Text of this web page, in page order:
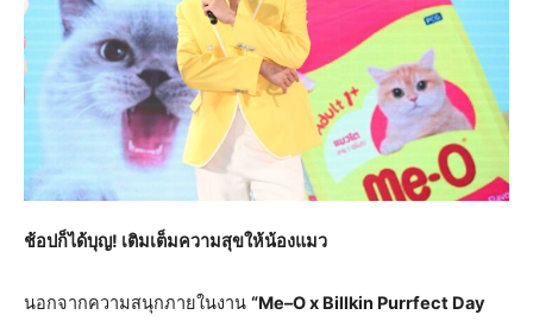
ช้อปก็ได้บุญ! เติมเต็มความสุขให้น้องแมว
นอกจากความสนุกภายในงาน “Me–O x Billkin Purrfect Day